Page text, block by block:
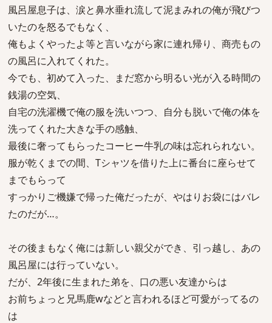
風呂屋息子は、涙と鼻水垂れ流して泥まみれの俺が飛びつ
いたのを怒るでもなく、
俺もよくやったよ等と言いながら家に連れ帰り、商売もの
の風呂に入れてくれた。
今でも、初めて入った、まだ窓から明るい光が入る時間の
銭湯の空気、
自宅の洗濯機で俺の服を洗いつつ、自分も脱いで俺の体を
洗ってくれた大きな手の感触、
最後に奢ってもらったコーヒー牛乳の味は忘れられない。
服が乾くまでの間、Tシャツを借りた上に番台に座らせて
までもらって
すっかりご機嫌で帰った俺だったが、やはりお袋にはバレ
たのだが…。
その後まもなく俺には新しい親父ができ、引っ越し、あの
風呂屋には行っていない。
だが、2年後に生まれた弟を、口の悪い友達からは
お前ちょっと兄馬鹿wなどと言われるほど可愛がってるの
は